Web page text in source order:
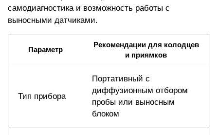
самодиагностика и возможность работы с
выносными датчиками.
Параметр
Рекомендации для колодцев
и приямков
Тип прибора
Портативный с
диффузионным отбором
пробы или выносным
блоком